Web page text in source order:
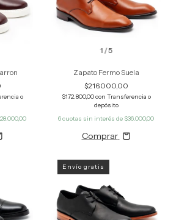
o
1 /5
Zapato Fermo Suela
$216.000,00
$172.800,00con Transferencia o
depósito
6cuotas sin interés de $36.000,00
Comprar
Envío gratis